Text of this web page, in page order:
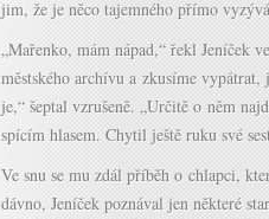
jim, že je něco tajemného přímo
„Mařenko, mám nápad,“ řekl Jeníček
městského archívu a zkusíme
je,“ šeptal vzrušeně. „Určitě o něm
spícím hlasem. Chytil ještě ruku své
Ve snu se mu zdál příběh o chlapci,
dávno, Jeníček poznával jen některé